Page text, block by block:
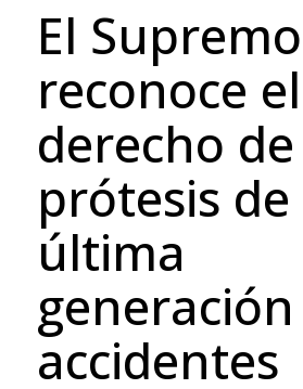
El Supremo
reconoce el
derecho de
prótesis de
última
accidentes